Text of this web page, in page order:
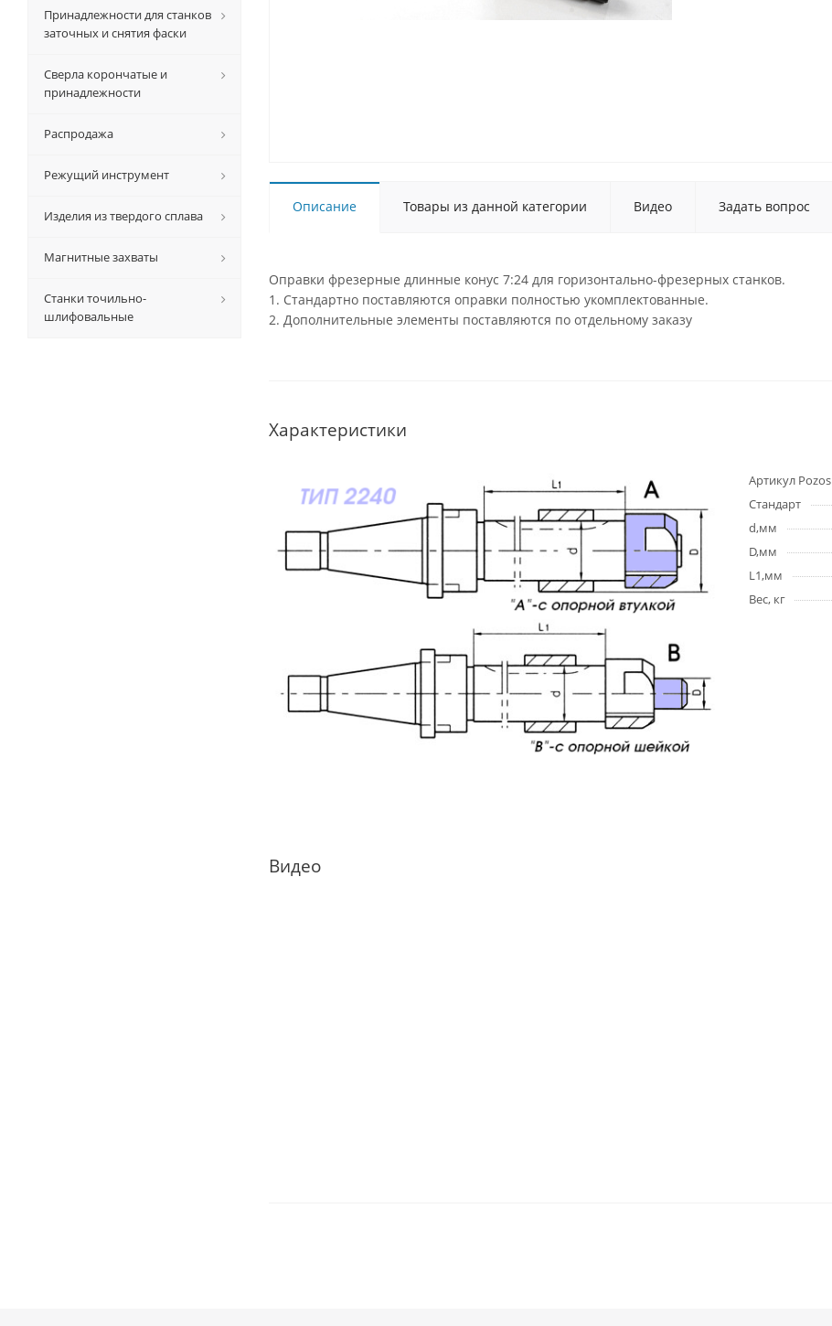
Описание Товары из данной категории Видео Задать вопрос
Оправки фрезерные длинные конус 7:24 для горизонтально-фрезерных станков.
1. Стандартно поставляются оправки полностью укомплектованные.
2. Дополнительные элементы поставляются по отдельному заказу
Характеристики
Артикул Pozos
Стандарт
d,мм
D,мм
L1,мм
Вес, кг
Видео
Принадлежности для станков
заточных и снятия фаски
Сверла корончатые и
принадлежности
Распродажа
Режущий инструмент
Изделия из твердого сплава
Магнитные захваты
Станки точильно-
шлифовальные